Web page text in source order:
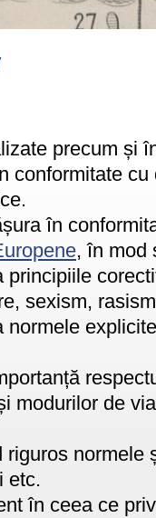
precum și
conformitate
în
, în mod
principiile
sexism,
normele
modurilor de
normele
etc.
în ceea ce